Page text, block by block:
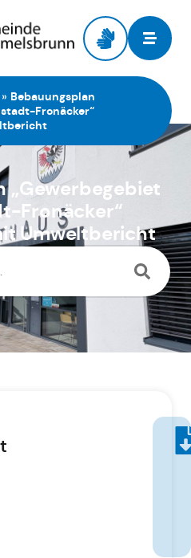
» Bebauungsplan
Fronäcker“
„Gewerbegebiet
Fronäcker“
Umweltbericht